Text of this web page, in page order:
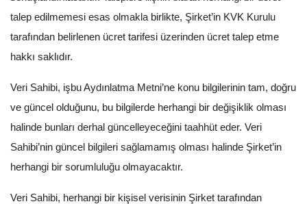
talep edilmemesi esas olmakla birlikte, Şirket’in KVK Kurulu
tarafından belirlenen ücret tarifesi üzerinden ücret talep etme
hakkı saklıdır.
Veri Sahibi, işbu Aydınlatma Metni’ne konu bilgilerinin tam, doğru
ve güncel olduğunu, bu bilgilerde herhangi bir değişiklik olması
halinde bunları derhal güncelleyeceğini taahhüt eder. Veri
Sahibi’nin güncel bilgileri sağlamamış olması halinde Şirket’in
herhangi bir sorumluluğu olmayacaktır.
Veri Sahibi, herhangi bir kişisel verisinin Şirket tarafından